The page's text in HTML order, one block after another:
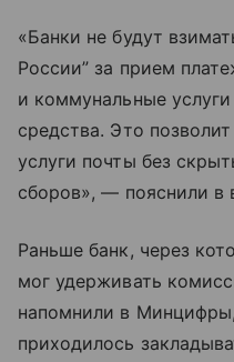
«Банки не будут
России” за прием
и коммунальные
средства. Это
услуги почты без
сборов», — пояснили в
Раньше банк, через
мог удерживать
напомнили в
приходилось